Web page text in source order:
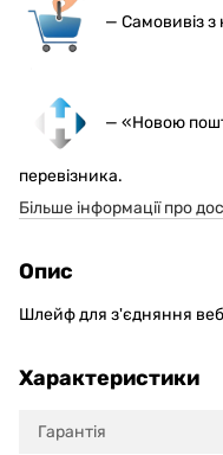
— Самовивіз
— «Новою
перевізника.
Більше інформації про
Опис
Шлейф для з'єдняння
Характеристики
Гарантія